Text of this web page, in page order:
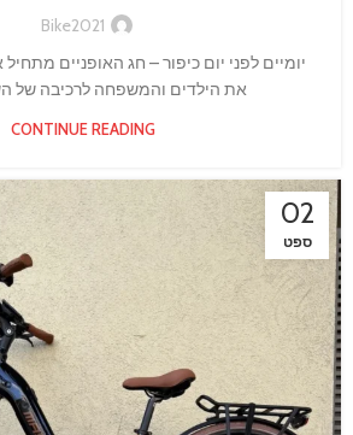
Bike2021
יומיים לפני יום כיפור – חג האופניים מתחיל
את הילדים והמשפחה לרכיבה של
CONTINUE READING
02
ספט